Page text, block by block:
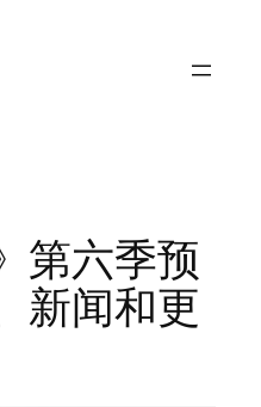
第六季预
新闻和更